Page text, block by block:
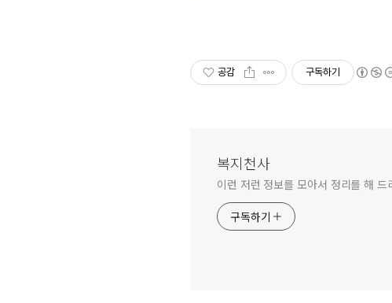
공감 구독하기
복지천사
이런 저런 정보를 모아서 정리를 해
구독하기